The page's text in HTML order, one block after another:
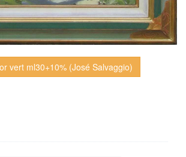
vert ml30+10% (José Salvaggio)